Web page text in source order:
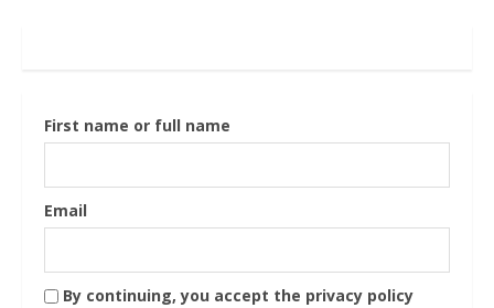
First name or full name
Email
By continuing, you accept the privacy policy